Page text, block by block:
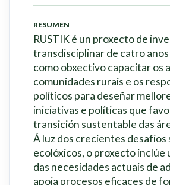
RESUMEN
RUSTIK é un proxecto de
transdisciplinar de catro
como obxectivo capacitar os
comunidades rurais e os
políticos para deseñar
iniciativas e políticas que
transición sustentable das
Á luz dos crecientes desafíos
ecolóxicos, o proxecto inclúe
das necesidades actuais de
apoia procesos eficaces de